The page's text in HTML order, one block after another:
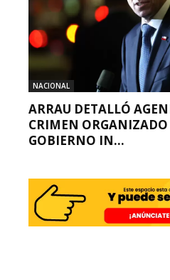
NACIONAL
ARRAU DETALLÓ
CRIMEN ORGANIZADO
GOBIERNO IN...